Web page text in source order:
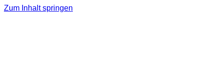
Zum Inhalt springen